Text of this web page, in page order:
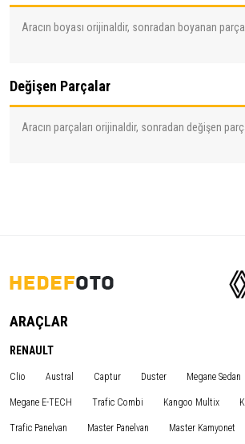
Aracın boyası orijinaldir, sonradan boyanan
Değişen Parçalar
Aracın parçaları orijinaldir, sonradan değişen
ARAÇLAR
RENAULT
Clio Austral Captur Duster Megane Sedan
Megane E-TECH Trafic Combi Kangoo Multix
Trafic Panelvan Master Panelvan Master Kamyonet